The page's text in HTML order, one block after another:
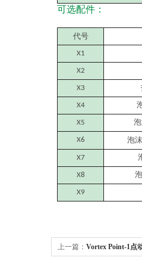
可选配件：
代号
X1
X2
X3
X4
X5
X6 泡
X7
X8
X9
上一篇： Vortex Point-1点